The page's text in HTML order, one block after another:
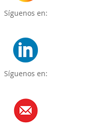
Síguenos en:
Síguenos en: